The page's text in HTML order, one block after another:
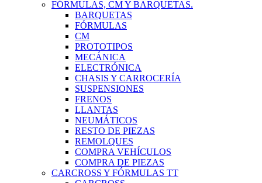
FÓRMULAS, CM Y BARQUETAS.
BARQUETAS
FÓRMULAS
CM
PROTOTIPOS
MECÁNICA
ELECTRÓNICA
CHASIS Y CARROCERÍA
SUSPENSIONES
FRENOS
LLANTAS
NEUMÁTICOS
RESTO DE PIEZAS
REMOLQUES
COMPRA VEHÍCULOS
COMPRA DE PIEZAS
CARCROSS Y FÓRMULAS TT